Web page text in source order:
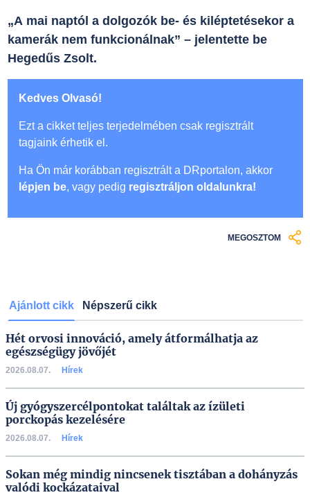
„A mai naptól a dolgozók be- és kiléptetésekor a
kamerák nem funkcionálnak” – jelentette be
Hegedűs Zsolt.
Kedves Olvasó!
Ezt a cikket teljes terjedelmében csak regisztrált
tagjaink érhetik el.
Ha Ön már korábban regisztrált a DRportalon, akkor
lépjen be, vagy pedig regisztráljon oldalunkra!
MEGOSZTOM
Ajánlott cikk Népszerű cikk
Hét orvosi innováció, amely átformálhatja az
egészségügy jövőjét
2026.08.07. Hírek
Új gyógyszercélpontokat találtak az ízületi
porckopás kezelésére
2026.08.07. Hírek
Sokan még mindig nincsenek tisztában a dohányzás
valódi kockázataival